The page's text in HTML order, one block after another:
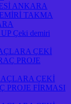
ANKARA
TAKMA
Çeki demiri
ÇEKİ
PROJE
ÇEKİ
PROJE FİRMASI